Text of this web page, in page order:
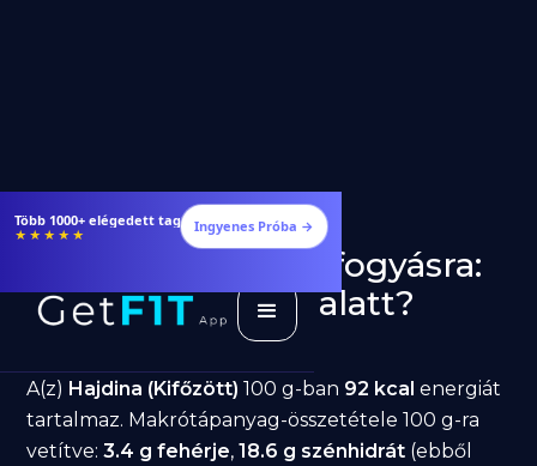
Étrendek, receptek és edzéstervek
★★★★★ Ingyenes Próba →
Hajdina (Kifőzött) fogyásra:
jó választás diéta alatt?
A(z) Hajdina (Kifőzött) 100 g-ban 92 kcal energiát
tartalmaz. Makrótápanyag-összetétele 100 g-ra
vetítve:3.4 g fehérje,18.6 g szénhidrát (ebből